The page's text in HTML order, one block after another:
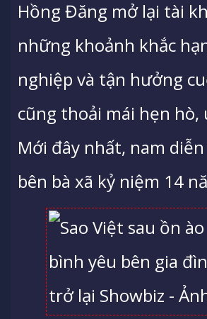
Hồng Đăng mở lại tài
những khoảnh khắc
nghiệp và tận hưởng
cũng thoải mái hẹn
Mới đây nhất, nam
bên bà xã kỷ niệm 14